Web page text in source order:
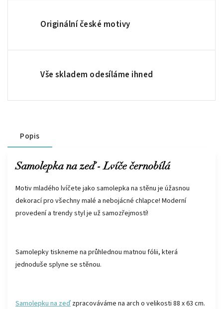
Originální české motivy
Vše skladem odesíláme ihned
Popis
Samolepka na zeď - Lvíče černobílá
Motiv mladého lvíčete jako samolepka na stěnu je úžasnou
dekorací pro všechny malé a nebojácné chlapce! Moderní
provedení a trendy styl je už samozřejmostí!
Samolepky tiskneme na průhlednou matnou fólii, která
jednoduše splyne se stěnou.
Samolepku na zeď zpracováváme na arch o velikosti 88 x 63 cm.